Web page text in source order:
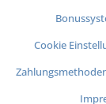
Cookie